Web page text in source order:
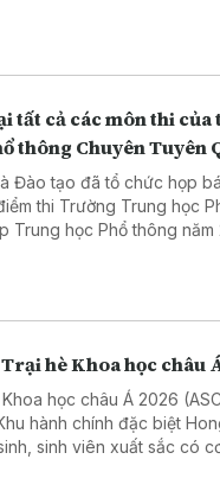
8 tại Hà Nội.
tất cả các môn thi
thông Chuyên Tuyên
Đào tạo đã tổ chức họp
thi Trường Trung học
Trung học Phổ thông
hè Khoa học châu
học châu Á 2026
hành chính đặc biệt
sinh viên xuất sắc có